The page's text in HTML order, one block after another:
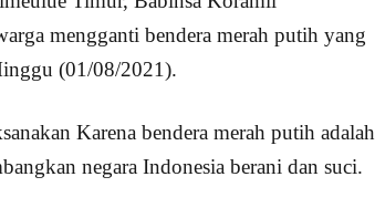
mengganti bendera merah putih yang
(01/08/2021).
Karena bendera merah putih adalah
negara Indonesia berani dan suci.